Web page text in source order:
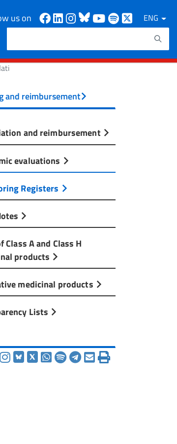
us on Facebook
Linkedin
Instagram
Bluesky
Youtube
Spotify
ENGSearch
and reimbursement
and reimbursement
evaluations
Registers
Class A and Class H
products
medicinal products
Lists